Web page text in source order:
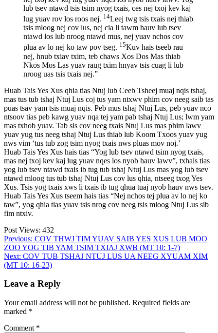
lub tsev ntawd tsis tsim nyog txais, ces nej txoj kev kaj
lug yuav rov los roos nej. 14Leej twg tsis txais nej thiab
tsis mloog nej cov lus, nej cia li tawm hauv lub tsev
ntawd los lub nroog ntawd mus, nej yuav nchos cov
plua av lo nej ko taw pov tseg. 15Kuv hais tseeb rau
nej, hnub txiav txim, teb chaws Xos Dos Mas thiab
Nkos Mos Las yuav raug txim hnyav tsis cuag li lub
nroog uas tsis txais nej.”
Huab Tais Yes Xus qhia tias Ntuj lub Ceeb Tsheej muaj nqis tshaj,
mas tus tub tshaj Ntuj Lus coj tus yam ntxwv phim cov neeg saib tas
puas tsav yam tsis muaj nqis. Peb mus tshaj Ntuj Lus, peb yuav nco
ntsoov tias peb kawg yuav nqa tej yam pab tshaj Ntuj Lus; lwm yam
mas txhob yuav. Tab sis cov neeg txais Ntuj Lus mas phim lawv
yuav yug tus neeg tshaj Ntuj Lus thiab lub Koom Txoos yuav yug
nws vim ‘tus tub zog tsim nyog txais nws pluas mov noj.’
Huab Tais Yes Xus hais tias “Yog lub tsev ntawd tsim nyog txais,
mas nej txoj kev kaj lug yuav nqes los nyob hauv lawv”, txhais tias
yog lub tsev ntawd txais ib tug tub tshaj Ntuj Lus mas yog lub tsev
ntawd mloog tus tub tshaj Ntuj Lus cov lus qhia, ntseeg txog Yes
Xus. Tsis yog txais xws li txais ib tug qhua tuaj nyob hauv nws tsev.
Huab Tais Yes Xus tseem hais tias “Nej nchos tej plua av lo nej ko
taw”, yog qhia tias yuav tsis nrog cov neeg tsis mloog Ntuj Lus sib
fim ntxiv.
Post Views: 432
Post
navigation
Previous: COV THWJ TIM YUAV SAIB YES XUS LUB MOO
ZOO YOG TIB YAM TSIM TXIAJ XWB (MT 10: 1-7)
Next: COV TUB TSHAJ NTUJ LUS UA NEEG XYUAM XIM
(MT 10: 16-23)
Leave a Reply
Your email address will not be published. Required fields are
marked *
Comment *